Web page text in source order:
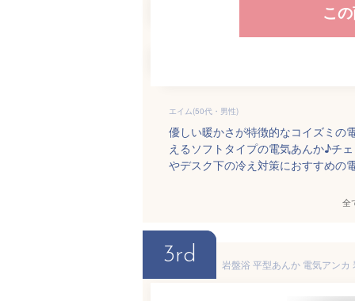
こ
エイム(50代・男性)
優しい暖かさが特徴的なコイズミの
えるソフトタイプの電気あんか♪チ
やデスク下の冷え対策におすすめの
全
3rd